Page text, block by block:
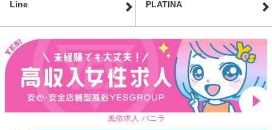
Line PLATINA
風俗求人 バニラ